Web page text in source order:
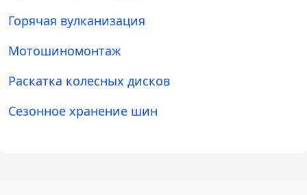
Горячая вулканизация
Мотошиномонтаж
Раскатка колесных дисков
Сезонное хранение шин